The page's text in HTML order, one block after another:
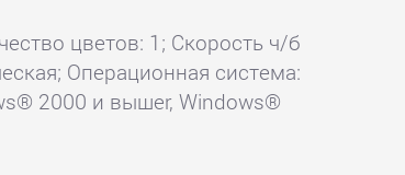
цветов: 1; Скорость ч/б
Операционная система:
2000 и вышеr, Windows®